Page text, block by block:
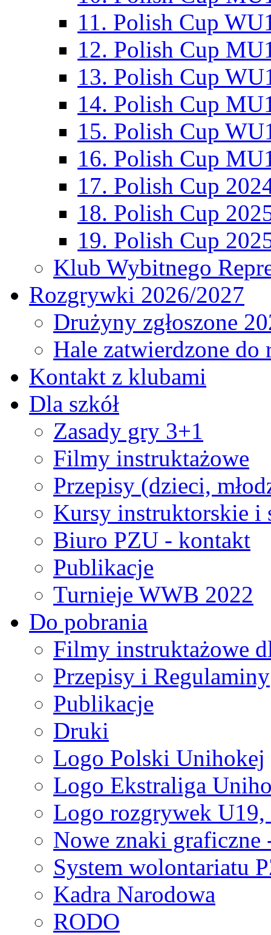
11. Polish Cup
12. Polish Cup
13. Polish Cup
14. Polish Cup
15. Polish Cup
16. Polish Cup
17. Polish Cup
18. Polish Cup
19. Polish Cup
Klub Wybitnego
Rozgrywki 2026/2027
Drużyny zgłoszone
Hale zatwierdzone
Kontakt z klubami
Dla szkół
Zasady gry 3+1
Filmy instruktażowe
Przepisy (dzieci,
Kursy instruktorskie i
Biuro PZU - kontakt
Publikacje
Turnieje WWB 2022
Do pobrania
Filmy instruktażowe
Przepisy i Regulaminy
Publikacje
Druki
Logo Polski Unihokej
Logo Ekstraliga
Logo rozgrywek
Nowe znaki graficzne
System wolontariatu
Kadra Narodowa
RODO